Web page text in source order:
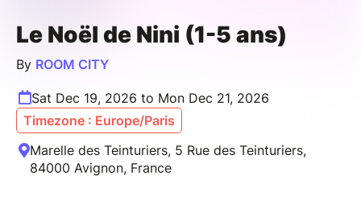
Le Noël de Nini (1-5 ans)
By ROOM CITY
Sat Dec 19, 2026 to Mon Dec 21, 2026
Timezone : Europe/Paris
Marelle des Teinturiers, 5 Rue des Teinturiers,
84000 Avignon, France